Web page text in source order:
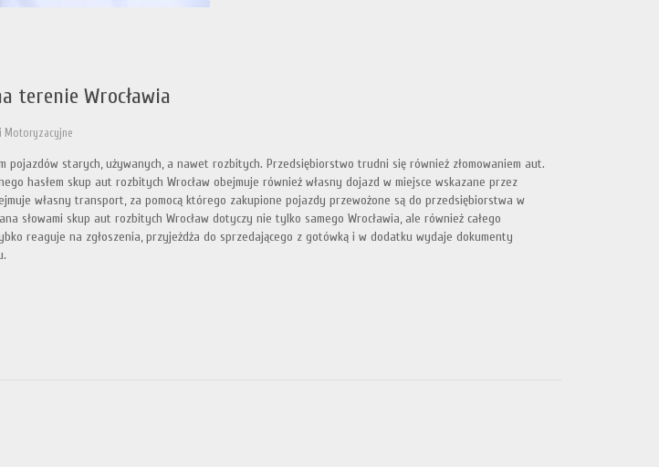
terenie Wrocławia
Motoryzacyjne
pojazdów starych, używanych, a nawet rozbitych. Przedsiębiorstwo trudni się również złomowaniem aut.
hasłem skup aut rozbitych Wrocław obejmuje również własny dojazd w miejsce wskazane przez
własny transport, za pomocą którego zakupione pojazdy przewożone są do przedsiębiorstwa w
słowami skup aut rozbitych Wrocław dotyczy nie tylko samego Wrocławia, ale również całego
reaguje na zgłoszenia, przyjeżdża do sprzedającego z gotówką i w dodatku wydaje dokumenty